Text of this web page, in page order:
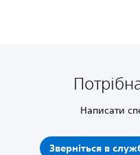
Написати
Зверніться в